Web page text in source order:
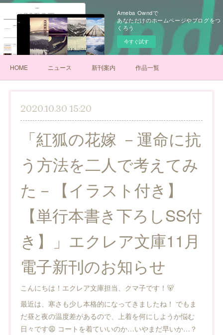
Ameba Owndで
あなただけのホームページやブログをつ
くろう
今すぐ試す
HOME ニュース 新刊案内 作品一覧
2020.10.30 15:20
「紅狐の花嫁 －運命に抗
う方法を二人で考えてみ
た－【イラスト付き】
【単行本書き下ろしSS付
き】」エクレア文庫11月
電子新刊のお知らせ
こんにちは！エクレア文庫担当、クマ子です！🐻
最近は、寒さも少し本格的になってきましたね！ でもま
だ昼と夜の温度差があるので、上着を何にしようか悩む
日々です😩 コートを着ていいのか…いやまだ早いか…？